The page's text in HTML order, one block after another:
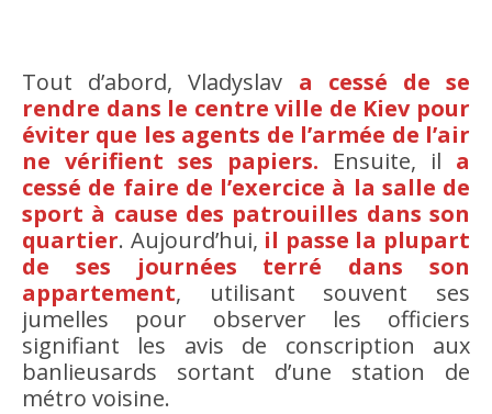
Tout d’abord, Vladyslav a cessé de se
rendre dans le centre ville de Kiev pour
éviter que les agents de l’armée de l’air
ne vérifient ses papiers. Ensuite, il a
cessé de faire de l’exercice à la salle de
sport à cause des patrouilles dans son
quartier. Aujourd’hui, il passe la plupart
de ses journées terré dans son
appartement, utilisant souvent ses
jumelles pour observer les officiers
signifiant les avis de conscription aux
banlieusards sortant d’une station de
métro voisine.